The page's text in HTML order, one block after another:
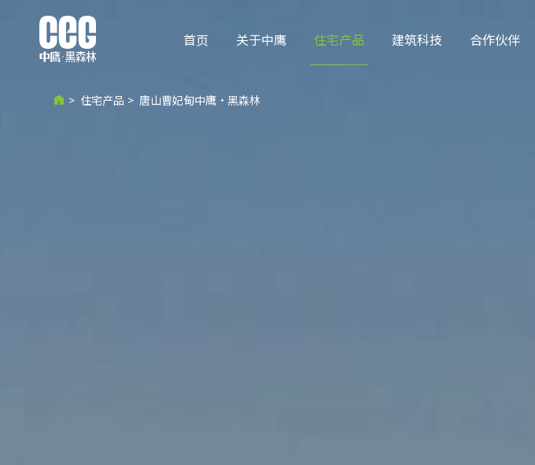
首页 关于中鹰 住宅产品 建筑科技 合作伙伴
> 住宅产品 > 唐山曹妃甸中鹰·黑森林